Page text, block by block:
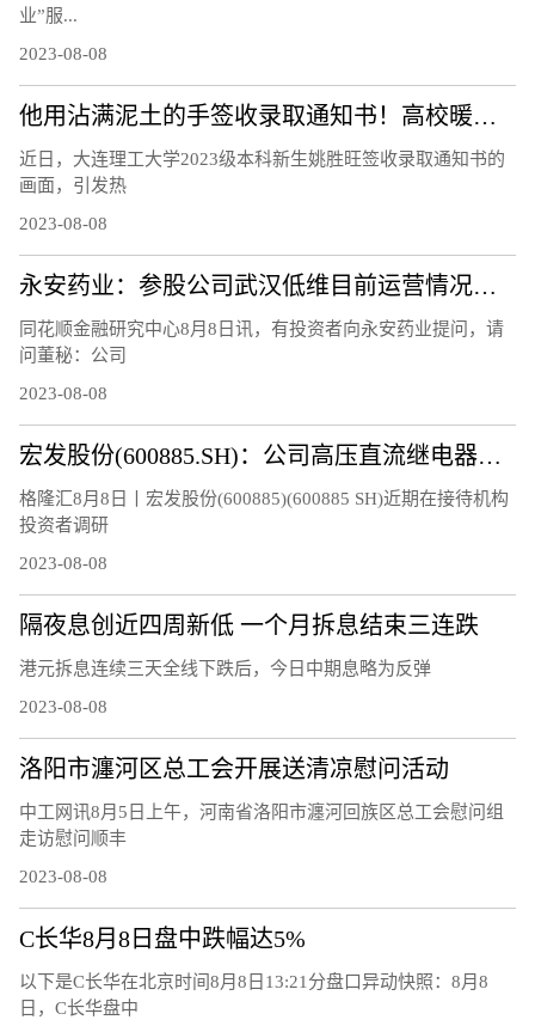
业”服...
2023-08-08
他用沾满泥土的手签收录取通知书！高校暖心回应
近日，大连理工大学2023级本科新生姚胜旺签收录取通知书的
画面，引发热
2023-08-08
永安药业：参股公司武汉低维目前运营情况正常，研制的石墨烯材料等相关产品正处于市场推广阶段
同花顺金融研究中心8月8日讯，有投资者向永安药业提问，请
问董秘：公司
2023-08-08
宏发股份(600885.SH)：公司高压直流继电器继续保持快速增长
格隆汇8月8日丨宏发股份(600885)(600885 SH)近期在接待机构
投资者调研
2023-08-08
隔夜息创近四周新低 一个月拆息结束三连跌
港元拆息连续三天全线下跌后，今日中期息略为反弹
2023-08-08
洛阳市瀍河区总工会开展送清凉慰问活动
中工网讯8月5日上午，河南省洛阳市瀍河回族区总工会慰问组
走访慰问顺丰
2023-08-08
C长华8月8日盘中跌幅达5%
以下是C长华在北京时间8月8日13:21分盘口异动快照：8月8
日，C长华盘中